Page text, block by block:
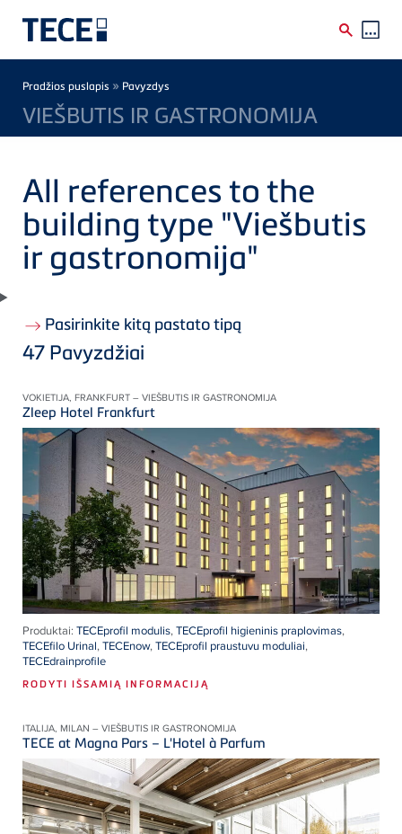
Breadcrumb
Pradžios puslapis » Pavyzdys
VIEŠBUTIS IR GASTRONOMIJA
All references to the
building type "Viešbutis
ir gastronomija"
Pasirinkite kitą pastato tipą
47 Pavyzdžiai
VOKIETIJA, FRANKFURT – VIEŠBUTIS IR GASTRONOMIJA
Zleep Hotel Frankfurt
Produktai: TECEprofil modulis,TECEprofil higieninis praplovimas,
TECEfilo Urinal,TECEnow,TECEprofil praustuvu moduliai,
TECEdrainprofile
RODYTI IŠSAMIĄ INFORMACIJĄ
ITALIJA, MILAN – VIEŠBUTIS IR GASTRONOMIJA
TECE at Magna Pars – L'Hotel à Parfum